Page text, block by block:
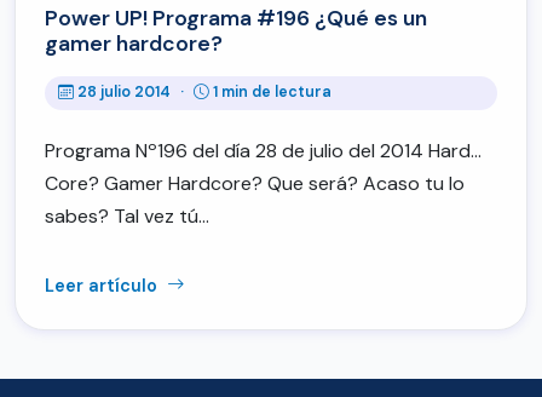
Power UP! Programa #196 ¿Qué es un
gamer hardcore?
28 julio 2014 · 1 min de lectura
Programa Nº196 del día 28 de julio del 2014 Hard…
Core? Gamer Hardcore? Que será? Acaso tu lo
sabes? Tal vez tú…
Leer artículo